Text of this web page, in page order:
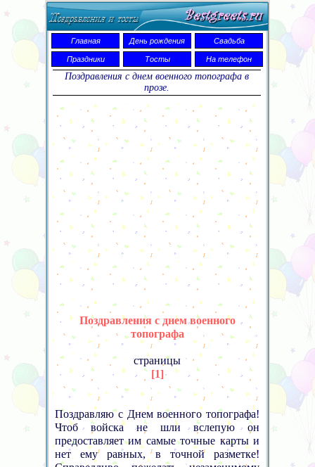
Главная День рождения Свадьба
Праздники Тосты На телефон
Поздравления с днем военного топографа в
прозе.
Поздравления с днем военного
топографа
страницы
[1]
Поздравляю с Днем военного топографа!
Чтоб войска не шли вслепую он
предоставляет им самые точные карты и
нет ему равных, в точной разметке!